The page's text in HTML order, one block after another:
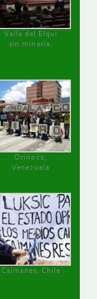
Valle del Elqui
sin minería.
Orinoco,
Venezuela
Caimanes, Chile